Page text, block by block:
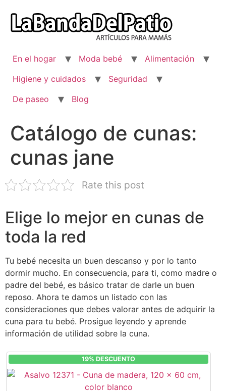
contenido
En el hogar Moda bebé
Alimentación
Higiene y cuidados
Seguridad
De paseo
Blog
Catálogo de cunas:
cunas jane
Rate this post
Elige lo mejor en cunas de
toda la red
Tu bebé necesita un buen descanso y por lo tanto
dormir mucho. En consecuencia, para ti, como madre o
padre del bebé, es básico tratar de darle un buen
reposo. Ahora te damos un listado con las
consideraciones que debes valorar antes de adquirir la
cuna para tu bebé. Prosigue leyendo y aprende
información de utilidad sobre la cuna.
19% DESCUENTO